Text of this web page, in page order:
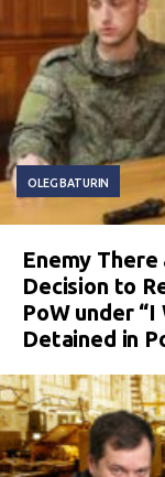
OLEG BATURIN
Enemy
Decision to
PoW under
Detained in